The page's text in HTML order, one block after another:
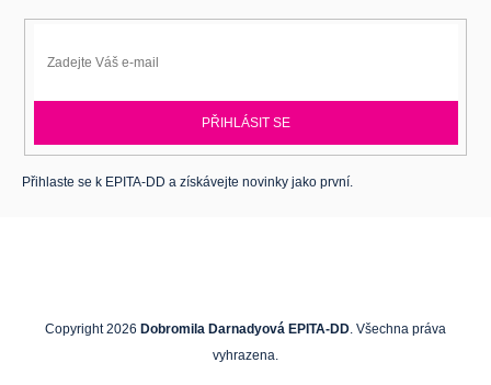
PŘIHLÁSIT SE
Přihlaste se k EPITA-DD a získávejte novinky jako první.
Copyright 2026 Dobromila Darnadyová EPITA-DD . Všechna práva
vyhrazena.